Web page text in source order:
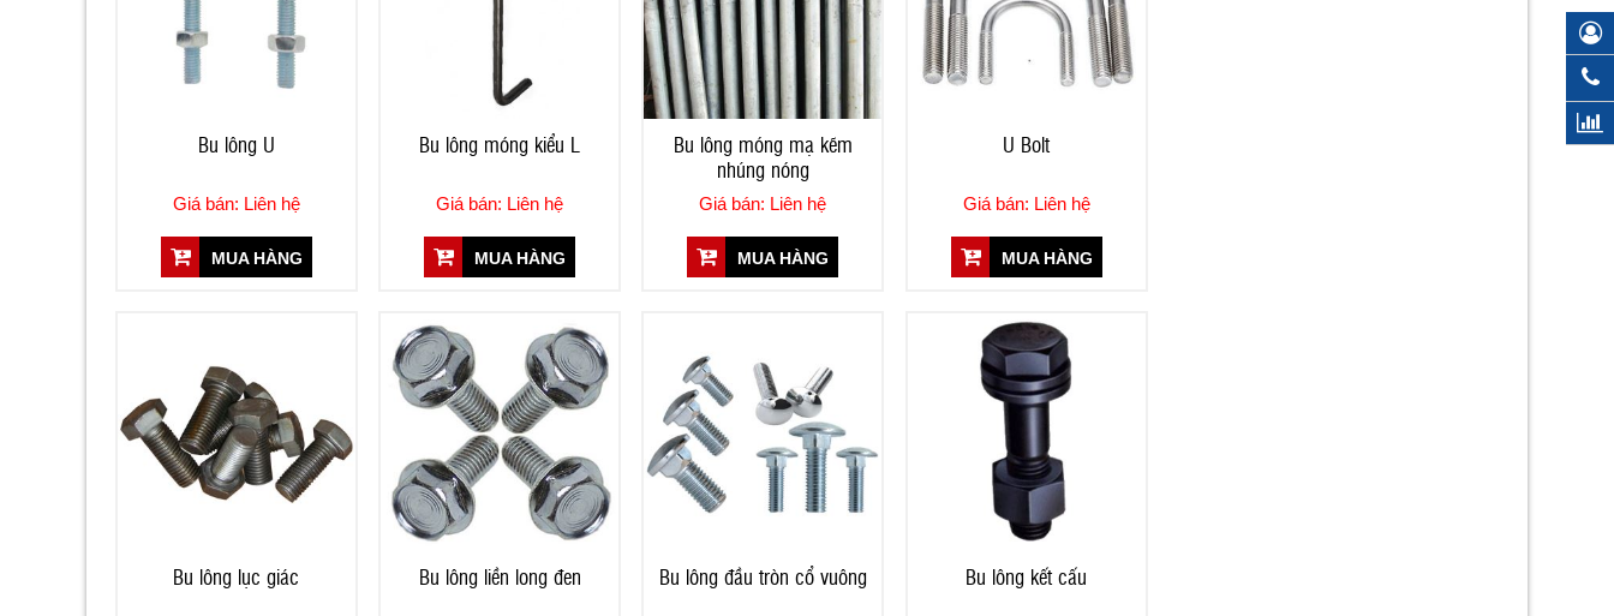
Bu lông U
Giá bán: Liên hệ
MUA HÀNG
Bu lông móng kiểu L
Giá bán: Liên hệ
MUA HÀNG
Bu lông móng mạ kẽm
nhúng nóng
Giá bán: Liên hệ
MUA HÀNG
U Bolt
Giá bán: Liên hệ
MUA HÀNG
Bu lông lục giác Bu lông liền long đen Bu lông đầu tròn cổ vuông Bu lông kết cấu